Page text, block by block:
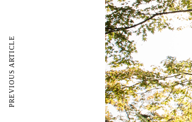
PREVIOUS ARTICLE